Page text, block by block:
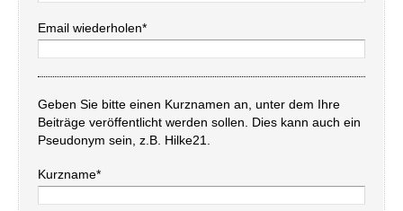
Email wiederholen*
Geben Sie bitte einen Kurznamen an, unter dem Ihre
Beiträge veröffentlicht werden sollen. Dies kann auch ein
Pseudonym sein, z.B. Hilke21.
Kurzname*